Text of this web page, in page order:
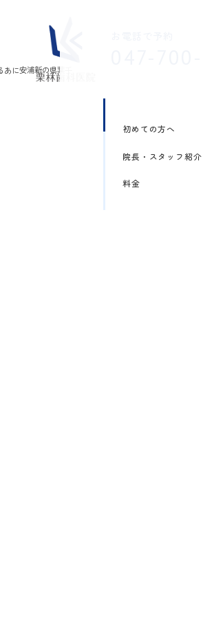
初めての方へ
院長・スタッフ紹介
料金